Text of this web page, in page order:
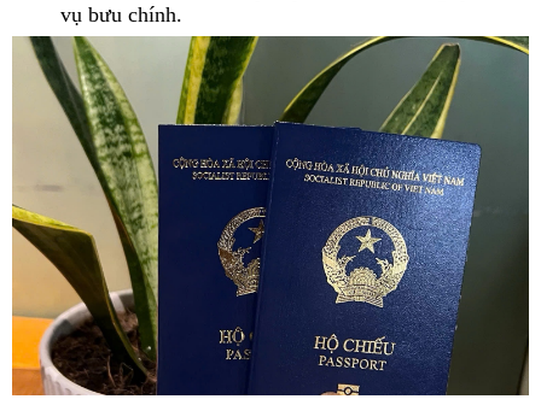
vụ bưu chính.